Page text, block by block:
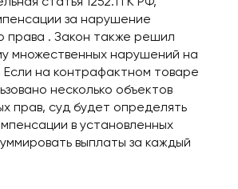
статья 1252.1 ГК РФ,
за нарушение
права . Закон также решил
множественных нарушений на
на контрафактном товаре
несколько объектов
прав, суд будет определять
в установленных
выплаты за каждый